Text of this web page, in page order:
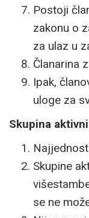
Postoji
zakonu o
za ulaz u
Članarina
Ipak,
uloge za
Skupina
Skupine
se ne